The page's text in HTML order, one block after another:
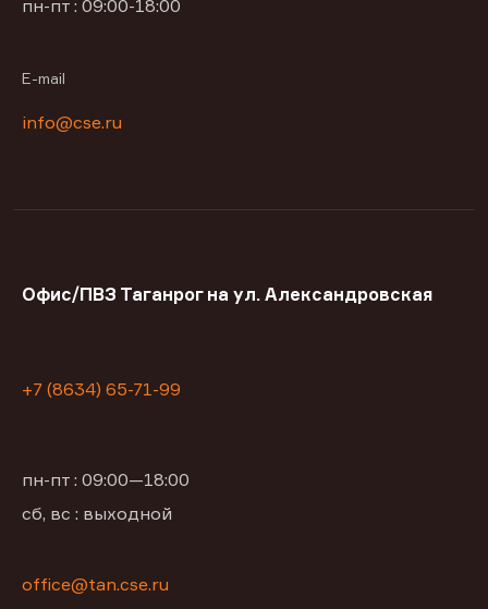
пн-пт : 09:00-18:00
E-mail
info@cse.ru
Офис/ПВЗ Таганрог на ул. Александровская
+7 (8634) 65-71-99
пн-пт : 09:00—18:00
сб, вс : выходной
office@tan.cse.ru